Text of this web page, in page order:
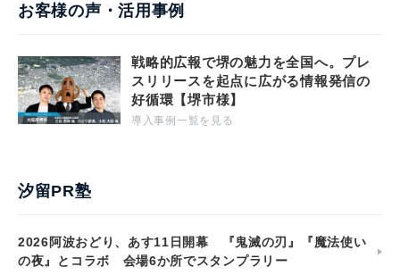
お客様の声・活用事例
戦略的広報で堺の魅力を全国へ。プレ
スリリースを起点に広がる情報発信の
好循環【堺市様】
導入事例一覧を見る
汐留PR塾
2026阿波おどり、あす11日開幕 『鬼滅の刃』『魔法使い
の夜』とコラボ 会場6か所でスタンプラリー